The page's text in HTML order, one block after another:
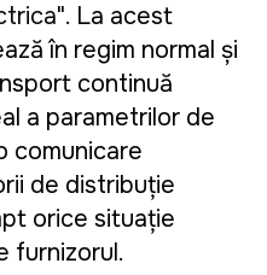
La acest
în regim normal și
continuă
a parametrilor de
comunicare
de distribuție
orice situație
furnizorul.